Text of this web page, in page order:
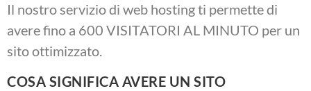
Il nostro servizio di web hosting ti permette di
avere fino a 600 VISITATORI AL MINUTO per un
sito ottimizzato.
COSA SIGNIFICA AVERE UN SITO